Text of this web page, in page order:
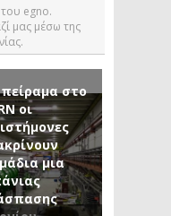
egno.
μας μέσω της
στο
οι
μια